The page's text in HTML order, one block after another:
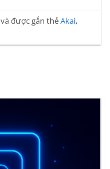
và được gắn thẻAkai,